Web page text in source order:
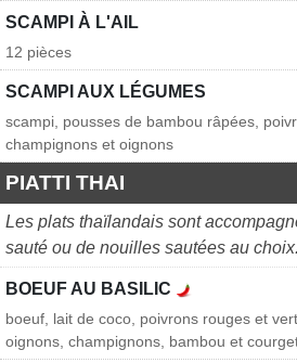
SCAMPI À L'AIL
12 pièces
SCAMPI AUX LÉGUMES
scampi, pousses de bambou râpées,
champignons et oignons
PIATTI THAI
Les plats thaïlandais sont
sauté ou de nouilles sautées au choix.
BOEUF AU BASILIC
boeuf, lait de coco, poivrons rouges et
oignons, champignons, bambou et